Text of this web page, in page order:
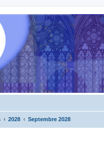
2028 Septembre 2028